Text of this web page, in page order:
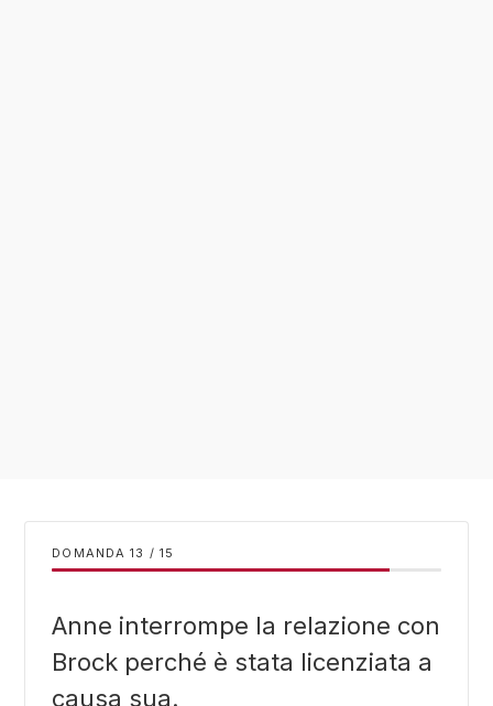
DOMANDA / 15
Anne interrompe la relazione con
Brock perché è stata licenziata a
causa sua.